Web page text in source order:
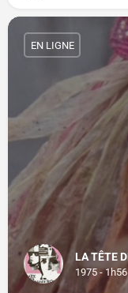
LA TÊTE
1975 - 1h56
EN LIGNE